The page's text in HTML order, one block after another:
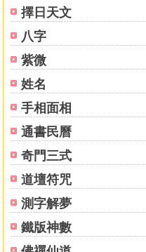
擇日天文
八字
紫微
姓名
手相面相
通書民曆
奇門三式
道壇符咒
測字解夢
鐵版神數